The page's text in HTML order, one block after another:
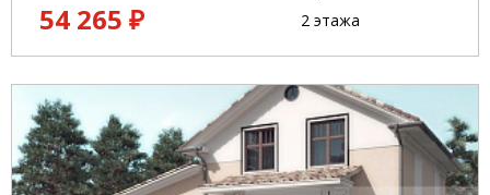
54 265 ₽
2 этажа